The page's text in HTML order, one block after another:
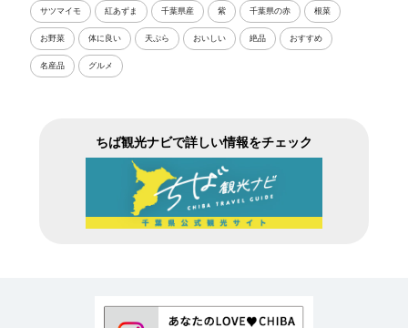
サツマイモ 紅あずま 千葉県産 紫 千葉県の赤 根菜
お野菜 体に良い 天ぷら おいしい 絶品 おすすめ
名産品 グルメ
ちば観光ナビで詳しい情報をチェック